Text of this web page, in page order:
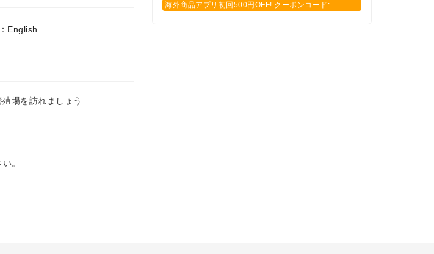
English
場を訪れましょう
。
海外商品アプリ初回500円OFF! クーポンコード: